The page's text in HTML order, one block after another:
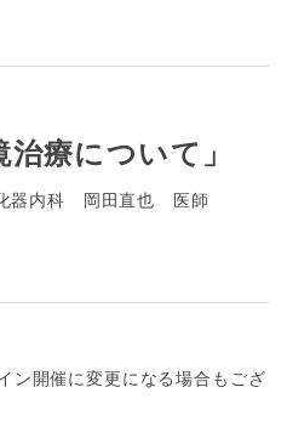
】
治療について」
器内科 岡田直也 医師
ン開催に変更になる場合もござ